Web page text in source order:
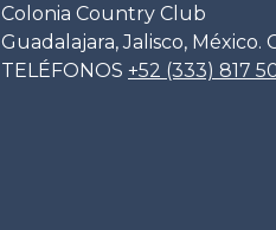
Colonia Country Club
Guadalajara, Jalisco, México.
TELÉFONOS +52 (333) 817